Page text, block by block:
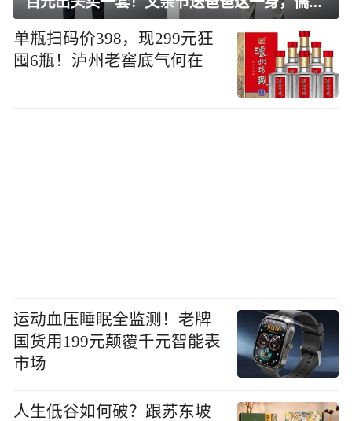
单瓶扫码价398，现299元狂
囤6瓶！泸州老窖底气何在
运动血压睡眠全监测！老牌
国货用199元颠覆千元智能表
市场
人生低谷如何破？跟苏东坡